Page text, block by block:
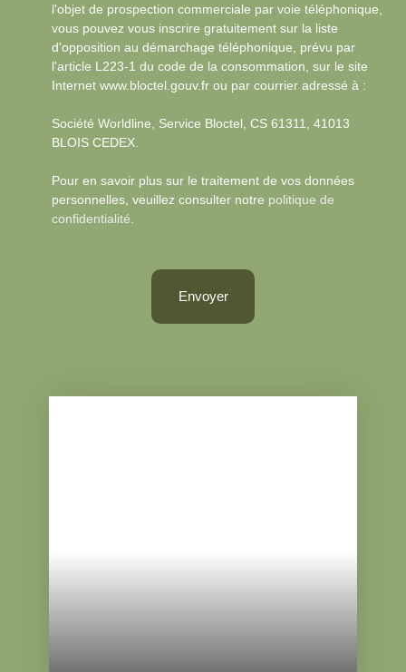
l'objet de prospection commerciale par voie téléphonique,
vous pouvez vous inscrire gratuitement sur la liste
d'opposition au démarchage téléphonique, prévu par
l'article L223-1 du code de la consommation, sur le site
Internet www.bloctel.gouv.fr ou par courrier adressé à :
Société Worldline, Service Bloctel, CS 61311, 41013
BLOIS CEDEX.
Pour en savoir plus sur le traitement de vos données
personnelles, veuillez consulter notre politique de
confidentialité
Envoyer